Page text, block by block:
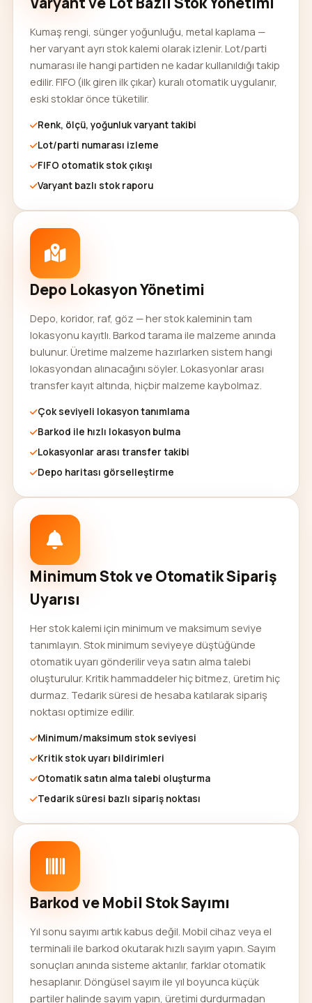
Kumaş rengi, sünger yoğunluğu, metal kaplama —
her varyant ayrı stok kalemi olarak izlenir. Lot/parti
numarası ile hangi partiden ne kadar kullanıldığı takip
edilir. FIFO (ilk giren ilk çıkar) kuralı otomatik uygulanır,
eski stoklar önce tüketilir.
Renk, ölçü, yoğunluk varyant takibi
Lot/parti numarası izleme
FIFO otomatik stok çıkışı
Varyant bazlı stok raporu
Depo Lokasyon Yönetimi
Depo, koridor, raf, göz — her stok kaleminin tam
lokasyonu kayıtlı. Barkod tarama ile malzeme anında
bulunur. Üretime malzeme hazırlarken sistem hangi
lokasyondan alınacağını söyler. Lokasyonlar arası
transfer kayıt altında, hiçbir malzeme kaybolmaz.
Çok seviyeli lokasyon tanımlama
Barkod ile hızlı lokasyon bulma
Lokasyonlar arası transfer takibi
Depo haritası görselleştirme
Minimum Stok ve Otomatik Sipariş
Uyarısı
Her stok kalemi için minimum ve maksimum seviye
tanımlayın. Stok minimum seviyeye düştüğünde
otomatik uyarı gönderilir veya satın alma talebi
oluşturulur. Kritik hammaddeler hiç bitmez, üretim hiç
durmaz. Tedarik süresi de hesaba katılarak sipariş
noktası optimize edilir.
Minimum/maksimum stok seviyesi
Kritik stok uyarı bildirimleri
Otomatik satın alma talebi oluşturma
Tedarik süresi bazlı sipariş noktası
Barkod ve Mobil Stok Sayımı
Yıl sonu sayımı artık kabus değil. Mobil cihaz veya el
terminali ile barkod okutarak hızlı sayım yapın. Sayım
sonuçları anında sisteme aktarılır, farklar otomatik
hesaplanır. Döngüsel sayım ile yıl boyunca küçük
partiler halinde sayım yapın, üretimi durdurmadan